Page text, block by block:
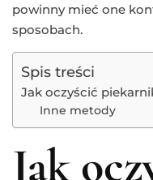
powinny mieć one
sposobach.
Spis treści
Jak oczyścić
Inne metody
Jak